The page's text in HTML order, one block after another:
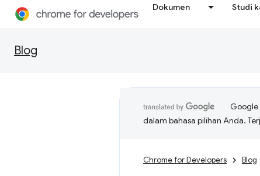
Dokumen Studi
Blog
Google
dalam bahasa pilihan Anda.
Chrome for Developers Blog